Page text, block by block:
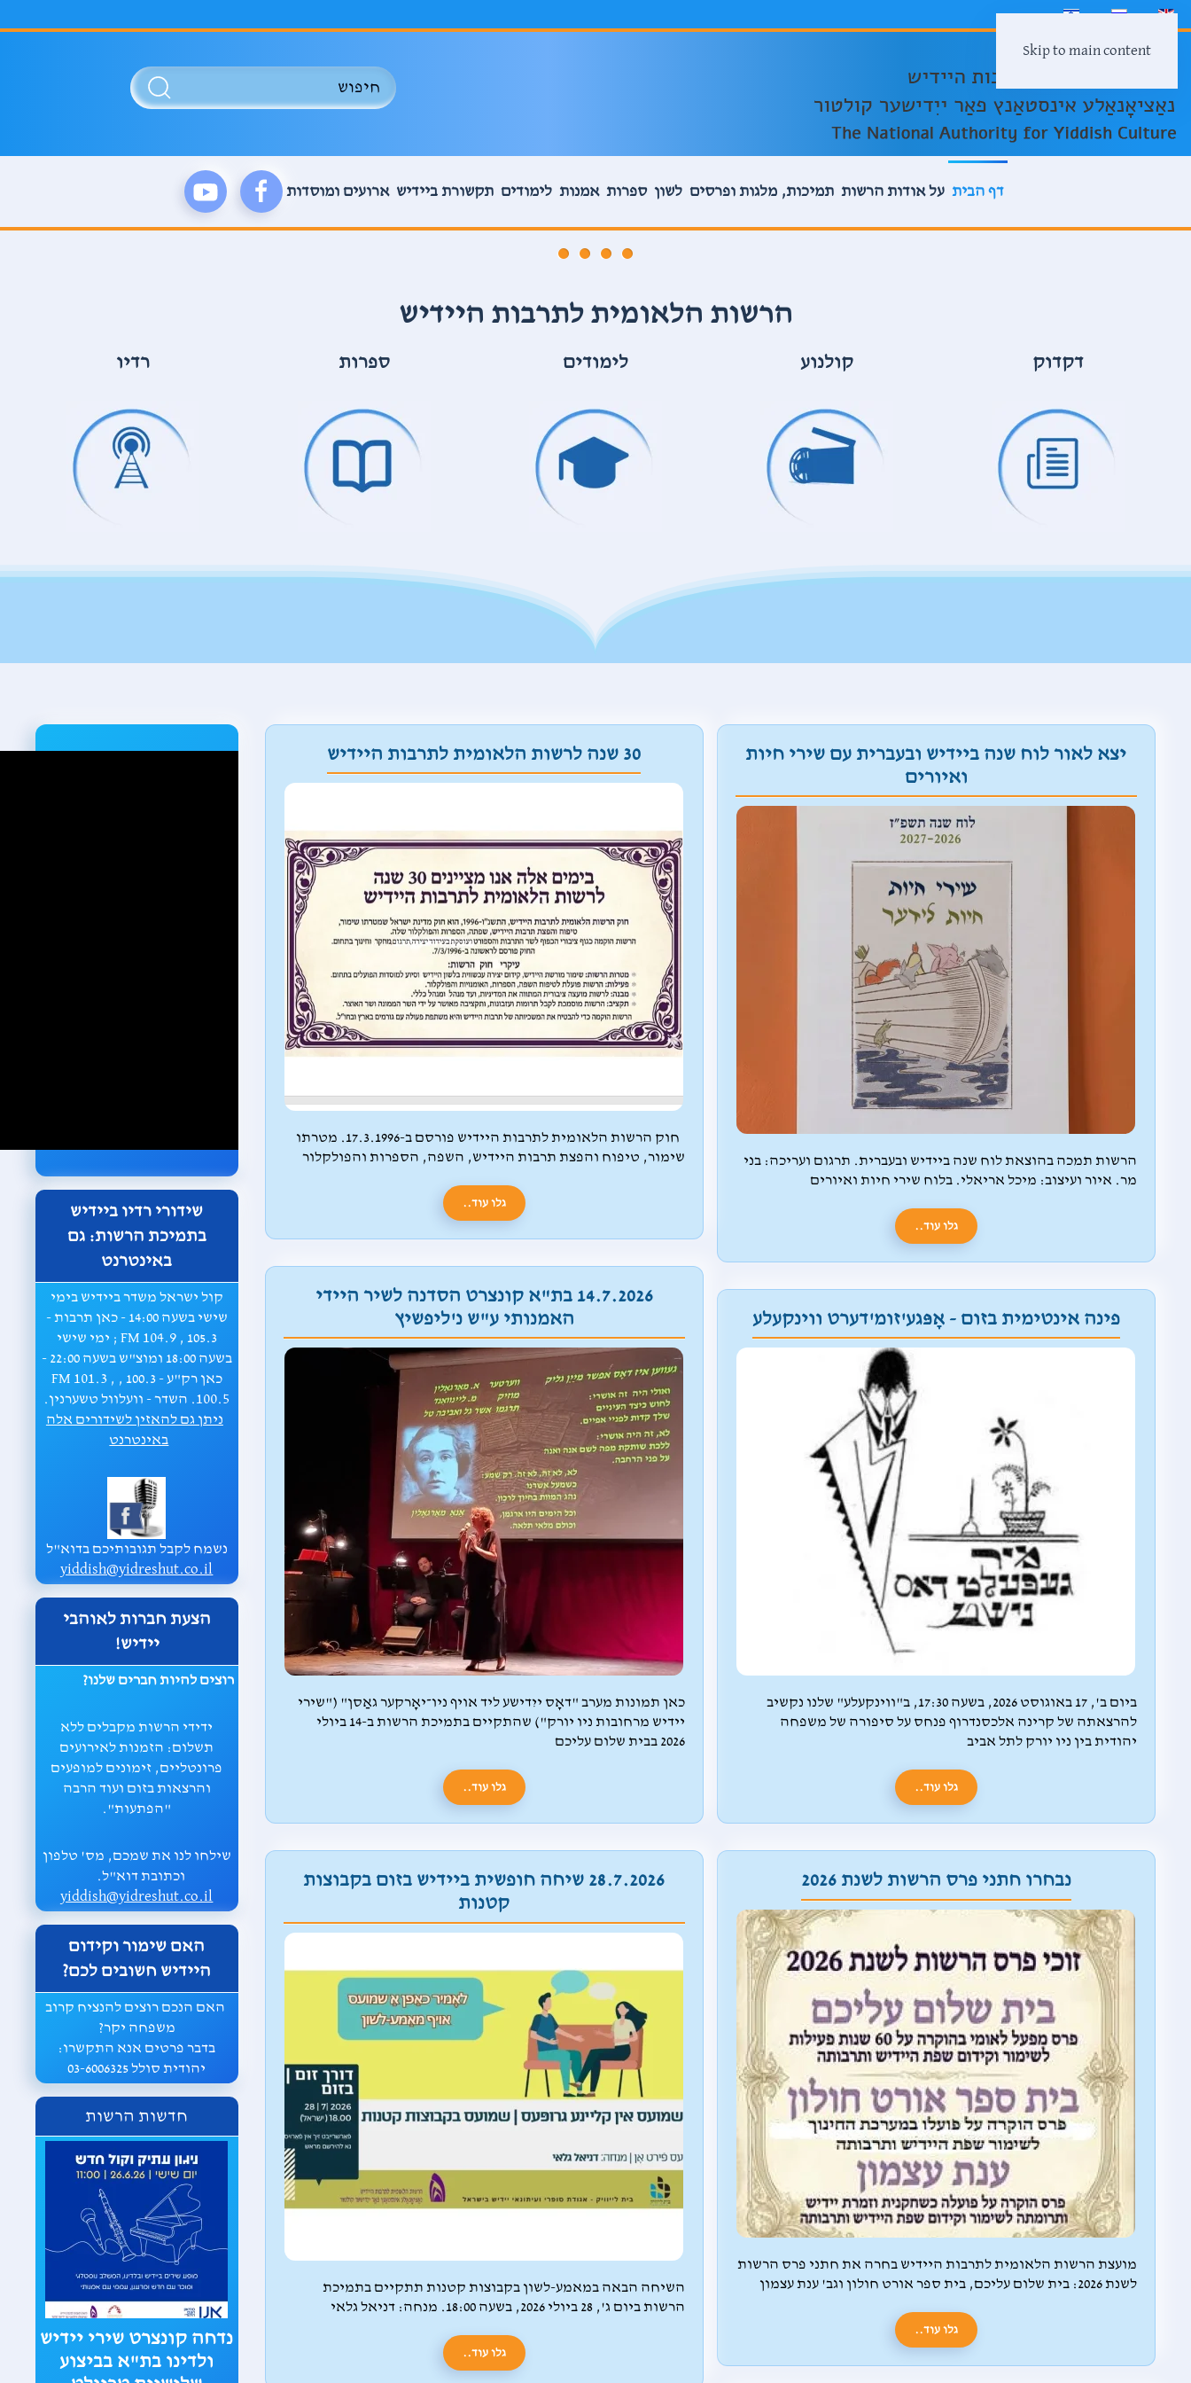
Skip to main content
דף הבית על אודות הרשות תמיכות, מלגות ופרסים לשון ספרות אמנות לימודים תקשורת ביידיש ארועים ומוסדות
שלום עליכם, קדיה מולודובסקי, י. ל. פרץ, רבקה בסמן בן-חיים, מנדלי מוכר ספרים
איציק מאנגר, בשביס זינגר, אברהם סוצקבר, נחמה ליפשיץ , חוה שלברשטיין
יידיש קמה לפני כ-1200 שנה בשטח שמהווה כיום מערב גרמניה, גבול צרפת
הרשות הלאומית לתרבות היידיש
קולנוע לימודים ספרות רדיו מילונים
יצא לאור לוח שנה ביידיש ובעברית עם שירי חיות
ואיורים
הרשות תמכה בהוצאת לוח שנה ביידיש ובעברית. תרגום ועריכה: בני
מר. איור ועיצוב: מיכל אריאלי. בלוח שירי חיות ואיורים
גלו עוד..
30 שנה לרשות הלאומית לתרבות היידיש
חוק הרשות הלאומית לתרבות היידיש פורסם ב-17.3.1996. מטרתו
שימור, טיפוח והפצת תרבות היידיש, השפה, הספרות והפולקלור
גלו עוד..
פינה אינטימית בזום - אָפּגע'זומ'דערט ווינקעלע
ביום ב', 17 באוגוסט 2026, בשעה 17:30, ב"ווינקעלע" שלנו נקשיב
להרצאתה של קרינה אלכסנדרוף פנחס על סיפורה של משפחה
יהודית בין ניו יורק לתל אביב
גלו עוד..
14.7.2026 בת"א קונצרט הסדנה לשיר היידי
האמנותי ע"ש נ'ליפשיץ
כאן תמונות מערב "דאָס ייִדישע ליד אויף ניו־יאָרקער גאַסן" ("שירי
יידיש מרחובות ניו יורק") שהתקיים בתמיכת הרשות ב-14 ביולי
2026 בבית שלום עליכם
גלו עוד..
נבחרו חתני פרס הרשות לשנת 2026
מועצת הרשות הלאומית לתרבות היידיש בחרה את חתני פרס הרשות
לשנת 2026: בית שלום עליכם, בית ספר אורט חולון וגב' ענת עצמון
גלו עוד..
28.7.2026 שיחה חופשית ביידיש בזום בקבוצות
קטנות
השיחה הבאה במאמע-לשון בקבוצות קטנות תתקיים בתמיכת
הרשות ביום ג', 28 ביולי 2026, בשעה 18:00. מנחה: דניאל גלאי
גלו עוד..
שידורי רדיו ביידיש
בתמיכת הרשות: גם
באינטרנט
קול ישראל משדר ביידיש בימי
שישי בשעה 14:00 - כאן תרבות -
105.3 , FM 104.9 ; ימי שישי
בשעה 18:00 ומוצ"ש בשעה 22:00 -
כאן רק"ע - 100.3 , FM 101.3 ,
100.5. השדר - וועלוול טשערנין.
ניתן גם להאזין לשידורים אלה
באינטרנט
yiddish@yidreshut.co.il
הצעת חברות לאוהבי
יידיש!
רוצים להיות חברים שלנו?
ידידי הרשות מקבלים ללא
תשלום: הזמנות לאירועים
פרונטליים, זימונים למופעים
והרצאות בזום ועוד הרבה
"הפתעות".
שילחו לנו את שמכם, מס' טלפון
וכתובת דוא"ל.
yiddish@yidreshut.co.il
האם שימור וקידום
היידיש חשובים לכם?
האם הנכם רוצים להנציח קרוב
משפחה יקר?
בדבר פרטים אנא התקשרו:
יהודית סולל 03-6006325
חדשות הרשות
נדחה קונצרט שירי יידיש
ולדינו בת"א בביצוע
תמונה מהקונצרט של חן
לקס בהרצליה במאי
2026
הופעה מוצלחת במיוחד של
הזמרת חן לקס בליווי הפסנתרן
יובל חן בן ארי התקיימה בחסות